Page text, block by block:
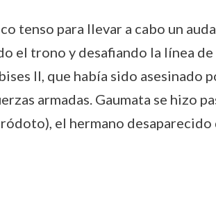
tenso para llevar a cabo un
el trono y desafiando la línea
II, que había sido asesinado
armadas. Gaumata se hizo
el hermano desaparecido